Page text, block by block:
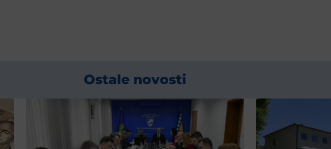
Ostale novosti